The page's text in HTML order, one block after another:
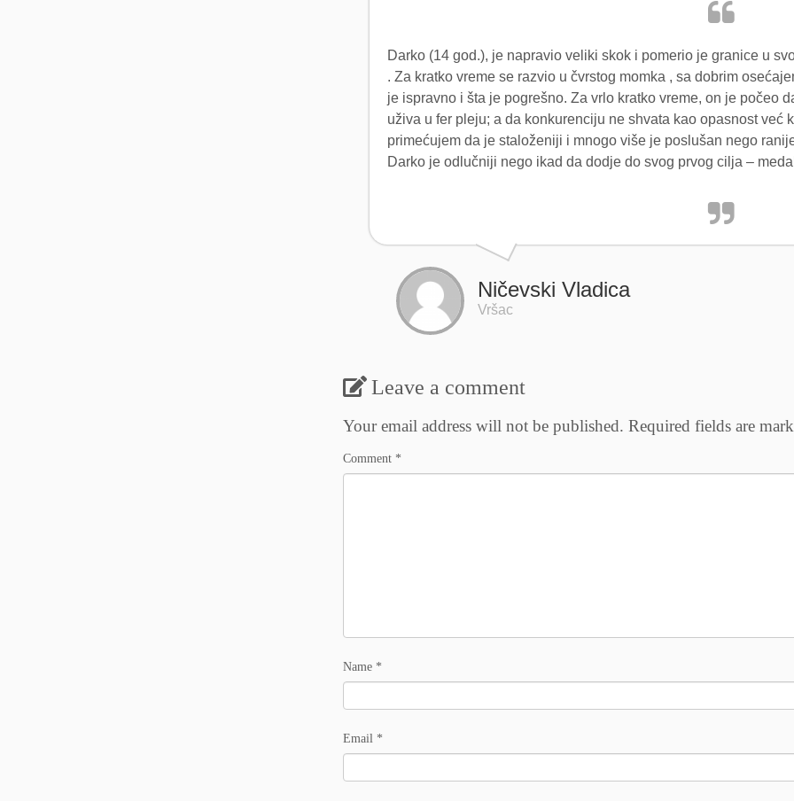
Darko (14 god.), je napravio veliki skok i pomerio je granice u
. Za kratko vreme se razvio u čvrstog momka , sa dobrim
je ispravno i šta je pogrešno. Za vrlo kratko vreme, on je počeo
uživa u fer pleju; a da konkurenciju ne shvata kao opasnost već
primećujem da je staloženiji i mnogo više je poslušan nego
Darko je odlučniji nego ikad da dodje do svog prvog cilja –
Ničevski Vladica
Vršac
Leave a comment
Your email address will not be published. Required fields are
Comment *
Name *
Email *